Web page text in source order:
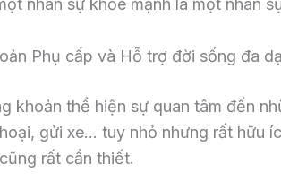
nhân sự khỏe mạnh là một nhân
Phụ cấp và Hỗ trợ đời sống đa
khoản thể hiện sự quan tâm đến
gửi xe… tuy nhỏ nhưng rất hữu
rất cần thiết.